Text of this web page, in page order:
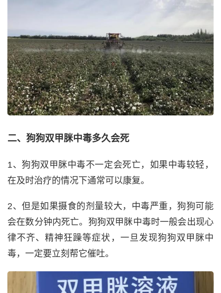
二、狗狗双甲脒中毒多久会死
1、狗狗双甲脒中毒不一定会死亡，如果中毒较轻，
在及时治疗的情况下通常可以康复。
2、但是如果摄食的剂量较大，中毒严重，狗狗可能
会在数分钟内死亡。狗狗双甲脒中毒时一般会出现心
律不齐、精神狂躁等症状，一旦发现狗狗双甲脒中
毒，一定要立刻帮它催吐。